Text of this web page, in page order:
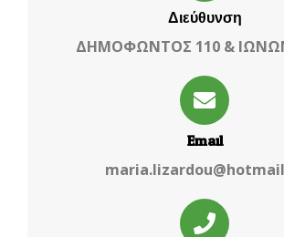
Διεύθυνση
ΔΗΜΟΦΩΝΤΟΣ 110 &
Email